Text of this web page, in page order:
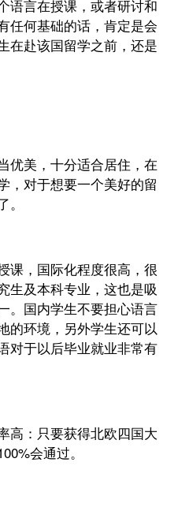
语言在授课，或者研讨和
任何基础的话，肯定是会
在赴该国留学之前，还是
美，十分适合居住，在
，对于想要一个美好的留
，国际化程度很高，很
生及本科专业，这也是吸
。国内学生不要担心语言
的环境，另外学生还可以
对于以后毕业就业非常有
：只要获得北欧四国大
会通过。